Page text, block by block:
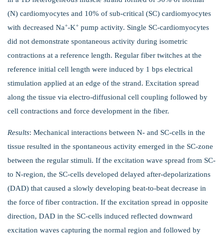
(N) cardiomyocytes and 10% of sub-critical (SC) cardiomyocytes
with decreased Na+-K+ pump activity. Single SC‑cardiomyocytes
did not demonstrate spontaneous activity during isometric
contractions at a reference length. Regular fiber twitches at the
reference initial cell length were induced by 1 bps electrical
stimulation applied at an edge of the strand. Excitation spread
along the tissue via electro-diffusional cell coupling followed by
cell contractions and force development in the fiber.
Results: Mechanical interactions between N- and SC-cells in the
tissue resulted in the spontaneous activity emerged in the SC‑zone
between the regular stimuli. If the excitation wave spread from SC-
to N-region, the SC-cells developed delayed after-dеpolarizations
(DAD) that caused a slowly developing beat-to-beat decrease in
the force of fiber contraction. If the excitation spread in opposite
direction, DAD in the SC-cells induced reflected downward
excitation waves capturing the normal region and followed by